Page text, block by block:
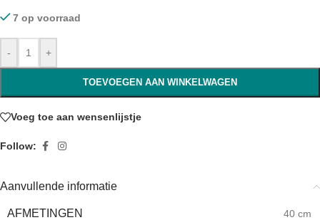
7 op voorraad
- +
TOEVOEGEN AAN WINKELWAGEN
Voeg toe aan wensenlijstje
Follow:
Aanvullende informatie
AFMETINGEN 40 cm